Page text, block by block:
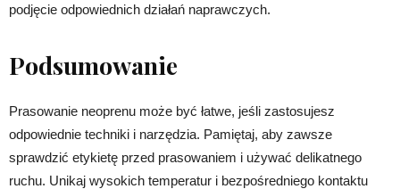
podjęcie odpowiednich działań naprawczych.
Podsumowanie
Prasowanie neoprenu może być łatwe, jeśli zastosujesz
odpowiednie techniki i narzędzia. Pamiętaj, aby zawsze
sprawdzić etykietę przed prasowaniem i używać delikatnego
ruchu. Unikaj wysokich temperatur i bezpośredniego kontaktu